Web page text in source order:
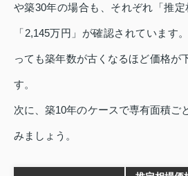
や築30年の場合も、それぞれ「推定
「2,145万円」が確認されています
っても築年数が古くなるほど価格が
す。
次に、築10年のケースで専有面積ご
みましょう。